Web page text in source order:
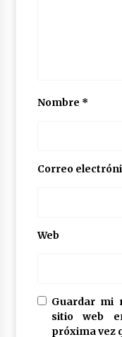
Nombre *
Correo
Web
Guardar mi
sitio web
próxima vez